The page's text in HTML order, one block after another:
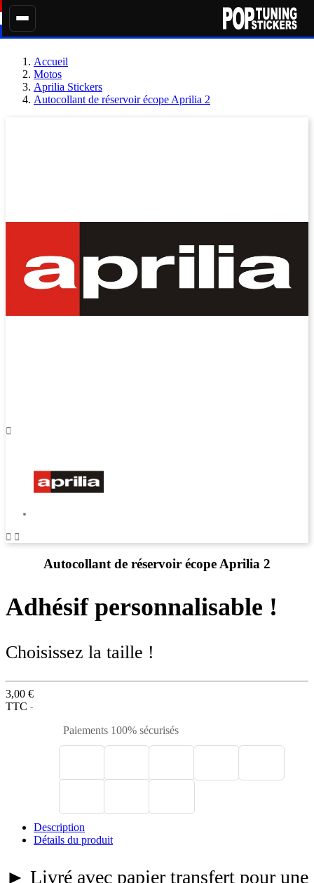
Accueil
Motos
Aprilia Stickers
Autocollant de réservoir écope Aprilia 2

 
Autocollant de réservoir écope Aprilia 2
Adhésif personnalisable !
Choisissez la taille !
3,00 €
TTC
Paiements 100% sécurisés
Description
Détails du produit
► Livré avec papier transfert pour une